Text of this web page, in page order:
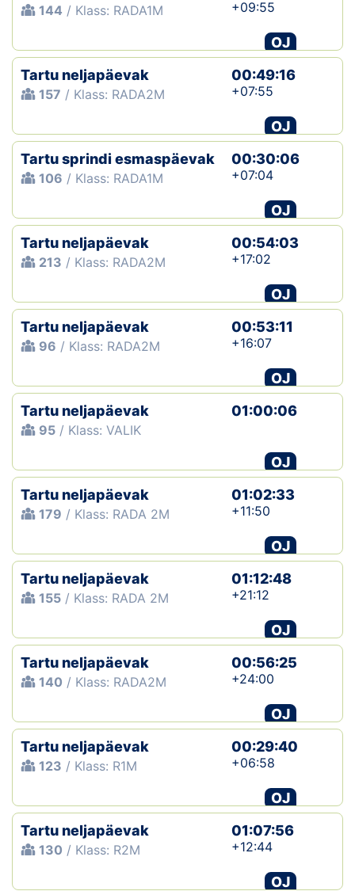
144 / Klass: RADA1M +09:55
OJ
Tartu neljapäevak
157 / Klass: RADA2M
00:49:16
+07:55
OJ
Tartu sprindi esmaspäevak
106 / Klass: RADA1M
00:30:06
+07:04
OJ
Tartu neljapäevak
213 / Klass: RADA2M
00:54:03
+17:02
OJ
Tartu neljapäevak
96 / Klass: RADA2M
00:53:11
+16:07
OJ
Tartu neljapäevak
95 / Klass: VALIK
01:00:06
OJ
Tartu neljapäevak
179 / Klass: RADA 2M
01:02:33
+11:50
OJ
Tartu neljapäevak
155 / Klass: RADA 2M
01:12:48
+21:12
OJ
Tartu neljapäevak
140 / Klass: RADA2M
00:56:25
+24:00
OJ
Tartu neljapäevak
123 / Klass: R1M
00:29:40
+06:58
OJ
Tartu neljapäevak
130 / Klass: R2M
01:07:56
+12:44
OJ